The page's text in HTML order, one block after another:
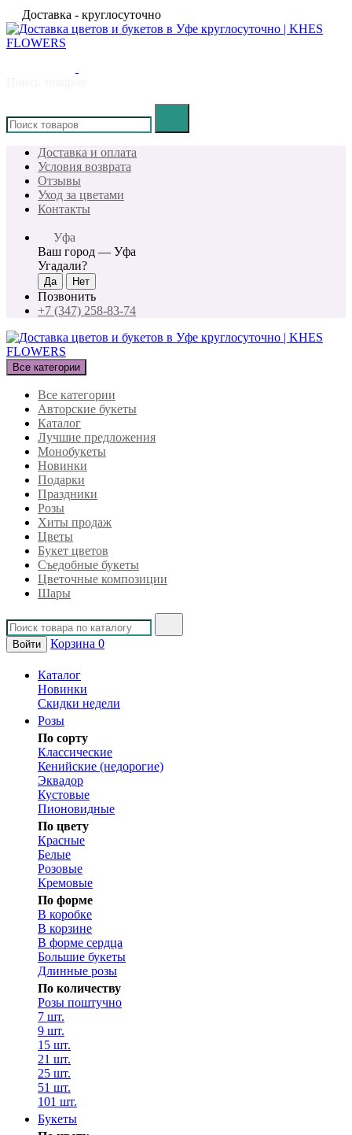
Доставка - круглосуточно
Доставка и оплата
Условия возврата
Отзывы
Уход за цветами
Контакты
Уфа
Ваш город — Уфа
Угадали?
Позвонить
+7 (347) 258-83-74
Все категории
Все категории
Авторские букеты
Каталог
Лучшие предложения
Монобукеты
Новинки
Подарки
Праздники
Розы
Хиты продаж
Цветы
Букет цветов
Съедобные букеты
Цветочные композиции
Шары
Войти Корзина 0
Каталог
Новинки
Скидки недели
Розы
По сорту
Классические
Кенийские (недорогие)
Эквадор
Кустовые
Пионовидные
По цвету
Красные
Белые
Розовые
Кремовые
По форме
В коробке
В корзине
В форме сердца
Большие букеты
Длинные розы
По количеству
Розы поштучно
7 шт.
9 шт.
15 шт.
21 шт.
25 шт.
51 шт.
101 шт.
Букеты